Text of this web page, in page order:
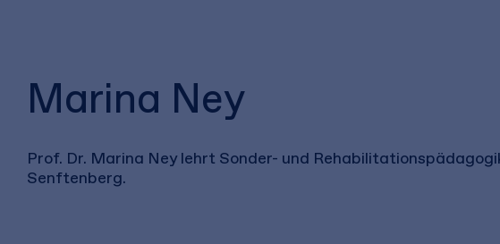
Marina Ney
Prof. Dr. Marina Ney lehrt Sonder- und
Senftenberg.